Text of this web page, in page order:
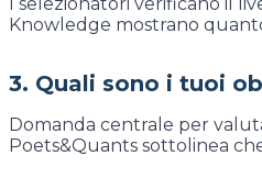
Knowledge mostrano
3. Quali sono i tuoi
Domanda centrale per
Poets&Quants sottolinea